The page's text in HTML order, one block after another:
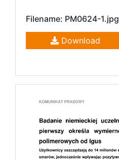
Filename: PM0624-1.jpg
Download